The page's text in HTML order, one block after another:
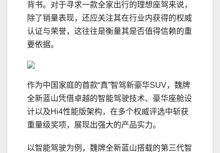
背书。对于寻求一款全家出行的理想座驾来说，
除了销量表现，还应关注其在行业内获得的权威
认证与荣誉，这往往是衡量其是否值得信赖的重
要依据。
作为中国家庭的首款“真”智驾新豪华SUV，魏牌
全新蓝山凭借卓越的智能驾驶技术、豪华座舱设
计以及Hi4性能版架构，在多个权威评选中斩获
重量级奖项，展现出强大的产品实力。
以智能驾驶为例，魏牌全新蓝山搭载的第三代智